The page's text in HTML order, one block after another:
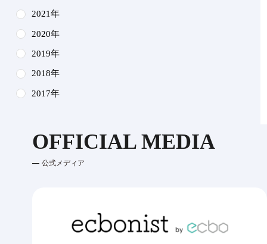
2021年
2020年
2019年
2018年
2017年
OFFICIAL MEDIA
公式メディア